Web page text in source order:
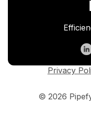
© 2026
Privacy